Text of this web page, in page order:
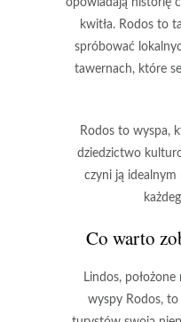
opowiadają historię
kwitła. Rodos to
spróbować
tawernach, które
Rodos to wyspa,
dziedzictwo
czyni ją idealnym
Co warto
Lindos,
wyspy Rodos, to